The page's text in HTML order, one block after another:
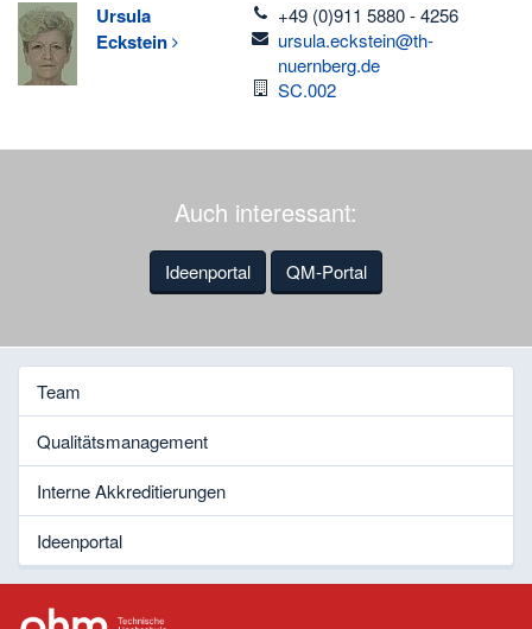
Ursula
Eckstein
telefon
+49 (0)911 5880 - 4256
email
ursula.eckstein@th-
nuernberg.de
Raum
SC.002
Auch interessant:
Ideenportal QM-Portal
Team
Qualitätsmanagement
Interne Akkreditierungen
Ideenportal